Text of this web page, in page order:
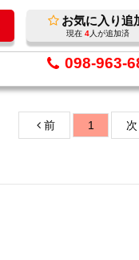
お気に入り追
現在 4人が追加済
098-963-
前 1 次